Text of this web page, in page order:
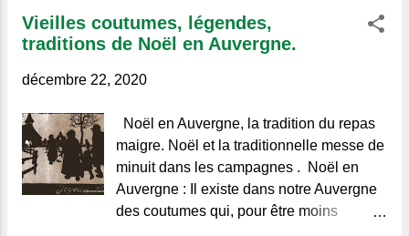
vote d'acclamation, elle décida qu'elle
solliciterait pour lui, le cordon de l' Ordre
de Saint-Michel. Après avoir été
seigneur d ' Opme , Robert Heyrauld (né
à Clermont vers 1712) était venu s'établir
au village du Crest. Là,
Vieilles coutumes, légendes,
traditions de Noël en Auvergne.
décembre 22, 2020
Noël en Auvergne, la tradition du repas
maigre. Noël et la traditionnelle messe de
minuit dans les campagnes . Noël en
Auvergne : Il existe dans notre Auvergne
des coutumes qui, pour être moins